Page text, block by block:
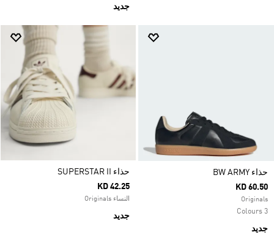
جديد
حذاء ‏BW ARMY
KD 60.50
Originals
3 Colours
جديد
حذاء SUPERSTAR II
KD 42.25
النساء Originals
جديد